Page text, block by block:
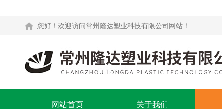
您好！欢迎访问常州隆达塑业科技有限公司网站！
网站首页 关于我们